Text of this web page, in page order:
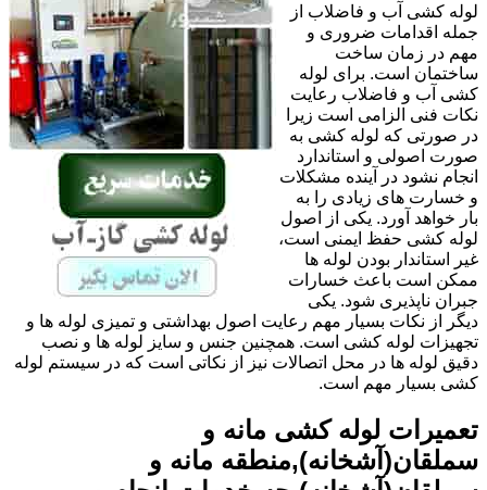
لوله کشی آب و فاضلاب از
جمله اقدامات ضروری و
مهم در زمان ساخت
ساختمان است. برای لوله
کشی آب و فاضلاب رعایت
نکات فنی الزامی است زیرا
در صورتی که لوله کشی به
صورت اصولی و استاندارد
انجام نشود در آینده مشکلات
و خسارت های زیادی را به
بار خواهد آورد. یکی از اصول
لوله کشی حفظ ایمنی است،
غیر استاندار بودن لوله ها
ممکن است باعث خسارات
جبران ناپذیری شود. یکی
دیگر از نکات بسیار مهم رعایت اصول بهداشتی و تمیزی لوله ها و
تجهیزات لوله کشی است. همچنین جنس و سایز لوله ها و نصب
دقیق لوله ها در محل اتصالات نیز از نکاتی است که در سیستم لوله
کشی بسیار مهم است.
تعمیرات لوله کشی مانه و
سملقان(آشخانه),منطقه مانه و